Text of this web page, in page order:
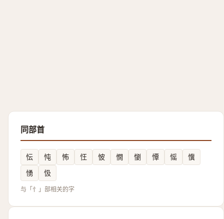
同部首
忶 忳 怖 忹 怶 憪 懰 憛 愮
懻
愑
忣
与「忄」部相关的字